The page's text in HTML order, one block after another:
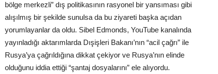
bölge merkezli” dış politikasının rasyonel bir yansıması gibi
alışılmış bir şekilde sunulsa da bu ziyareti başka açıdan
yorumlayanlar da oldu. Sibel Edmonds, YouTube kanalında
yayınladığı aktarımlarda Dışişleri Bakanı’nın “acil çağrı” ile
Rusya’ya çağrıldığına dikkat çekiyor ve Rusya’nın elinde
olduğunu iddia ettiği “şantaj dosyalarını” ele alıyordu.